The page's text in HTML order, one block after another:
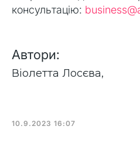
консультацію:
Автори:
Віолетта Лосєва,
10.9.2023 16:07